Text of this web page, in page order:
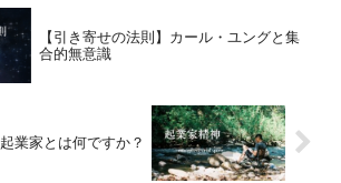
【引き寄せの法則】カール・ユングと集
合的無意識
起業家とは何ですか？